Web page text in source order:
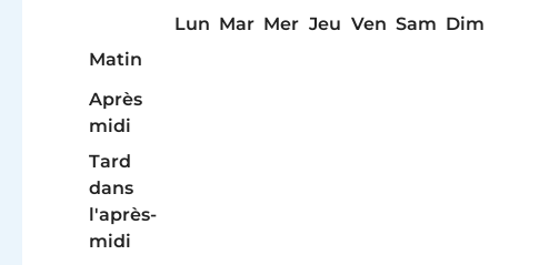
Lun Mar Mer Jeu Ven Sam Dim
Matin
Après
midi
Tard
dans
l'après-
midi